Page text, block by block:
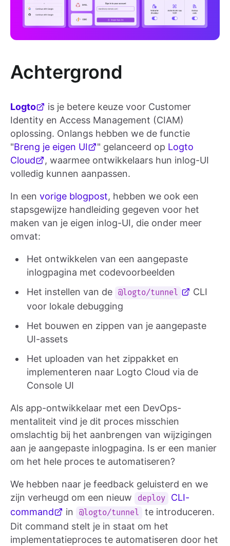
Achtergrond
Logto
is je betere keuze voor Customer
Identity en Access Management (CIAM)
oplossing. Onlangs hebben we de functie
"Breng je eigen UI " gelanceerd op Logto
Cloud
, waarmee ontwikkelaars hun inlog-UI
volledig kunnen aanpassen.
In een vorige blogpost, hebben we ook een
stapsgewijze handleiding gegeven voor het
maken van je eigen inlog-UI, die onder meer
omvat:
Het ontwikkelen van een aangepaste
inlogpagina met codevoorbeelden
Het instellen van de @logto/tunnel
CLI
voor lokale debugging
Het bouwen en zippen van je aangepaste
UI-assets
Het uploaden van het zippakket en
implementeren naar Logto Cloud via de
Console UI
Als app-ontwikkelaar met een DevOps-
mentaliteit vind je dit proces misschien
omslachtig bij het aanbrengen van wijzigingen
aan je aangepaste inlogpagina. Is er een manier
om het hele proces te automatiseren?
We hebben naar je feedback geluisterd en we
zijn verheugd om een nieuw
deploy
CLI-
command
in @logto/tunnel
te introduceren.
Dit command stelt je in staat om het
implementatieproces te automatiseren door het